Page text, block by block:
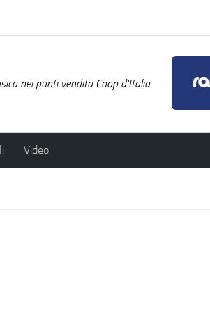
nei punti vendita Coop d'Italia
Video